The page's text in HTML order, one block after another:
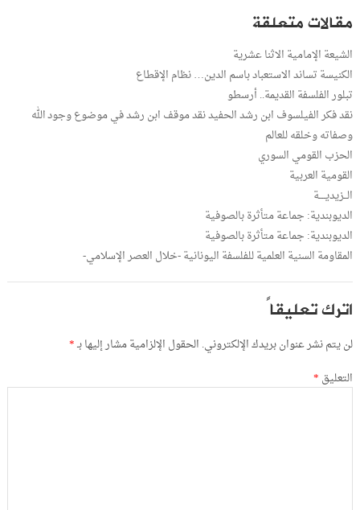
مقالات متعلقة
الشيعة الإمامية الاثنا عشرية
الكنيسة تساند الاستعباد باسم الدين… نظام الإقطاع
تبلور الفلسفة القديمة.. أرسطو
نقد فكر الفيلسوف ابن رشد الحفيد نقد موقف ابن رشد في موضوع وجود الله
وصفاته وخلقه للعالم
الحزب القومي السوري
القومية العربية
الــزيديــــة
الديوبندية: جماعة متأثرة بالصوفية
الديوبندية: جماعة متأثرة بالصوفية
المقاومة السنية العلمية للفلسفة اليونانية -خلال العصر الإسلامي-
اترك تعليقاً
لن يتم نشر عنوان بريدك الإلكتروني. الحقول الإلزامية مشار إليها بـ*
التعليق *